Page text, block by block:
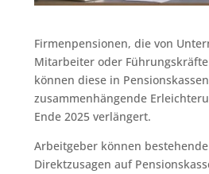
Firmenpensionen, die von
Mitarbeiter oder
können diese in
zusammenhängende
Ende 2025 verlängert.
Arbeitgeber können
Direktzusagen auf